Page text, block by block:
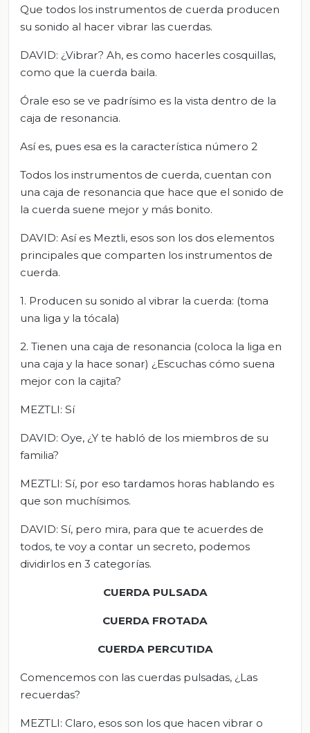
Que todos los instrumentos de cuerda producen
su sonido al hacer vibrar las cuerdas.
DAVID: ¿Vibrar? Ah, es como hacerles cosquillas,
como que la cuerda baila.
Órale eso se ve padrísimo es la vista dentro de la
caja de resonancia.
Así es, pues esa es la característica número 2
Todos los instrumentos de cuerda, cuentan con
una caja de resonancia que hace que el sonido de
la cuerda suene mejor y más bonito.
DAVID: Así es Meztli, esos son los dos elementos
principales que comparten los instrumentos de
cuerda.
1. Producen su sonido al vibrar la cuerda: (toma
una liga y la tócala)
2. Tienen una caja de resonancia (coloca la liga en
una caja y la hace sonar) ¿Escuchas cómo suena
mejor con la cajita?
MEZTLI: Sí
DAVID: Oye, ¿Y te habló de los miembros de su
familia?
MEZTLI: Sí, por eso tardamos horas hablando es
que son muchísimos.
DAVID: Sí, pero mira, para que te acuerdes de
todos, te voy a contar un secreto, podemos
dividirlos en 3 categorías.
CUERDA PULSADA
CUERDA FROTADA
CUERDA PERCUTIDA
Comencemos con las cuerdas pulsadas, ¿Las
recuerdas?
MEZTLI: Claro, esos son los que hacen vibrar o